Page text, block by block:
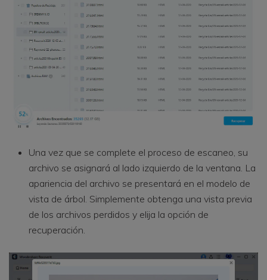
Una vez que se complete el proceso de escaneo, su
archivo se asignará al lado izquierdo de la ventana. La
apariencia del archivo se presentará en el modelo de
vista de árbol. Simplemente obtenga una vista previa
de los archivos perdidos y elija la opción de
recuperación.